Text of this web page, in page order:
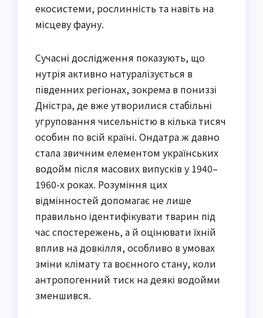
екосистеми, рослинність та навіть на
місцеву фауну.
Сучасні дослідження показують, що
нутрія активно натуралізується в
південних регіонах, зокрема в пониззі
Дністра, де вже утворилися стабільні
угруповання чисельністю в кілька тисяч
особин по всій країні. Ондатра ж давно
стала звичним елементом українських
водойм після масових випусків у 1940–
1960-х роках. Розуміння цих
відмінностей допомагає не лише
правильно ідентифікувати тварин під
час спостережень, а й оцінювати їхній
вплив на довкілля, особливо в умовах
зміни клімату та воєнного стану, коли
антропогенний тиск на деякі водойми
зменшився.